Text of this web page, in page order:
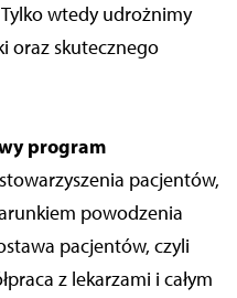
wtedy udrożnimy
oraz skutecznego
program
pacjentów,
powodzenia
pacjentów, czyli
z lekarzami i całym